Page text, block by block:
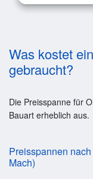
Was kostet
gebraucht?
Die Preisspanne für
Bauart erheblich aus.
Preisspannen
Mach)